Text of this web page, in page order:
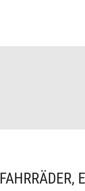
FAHRRÄDER,